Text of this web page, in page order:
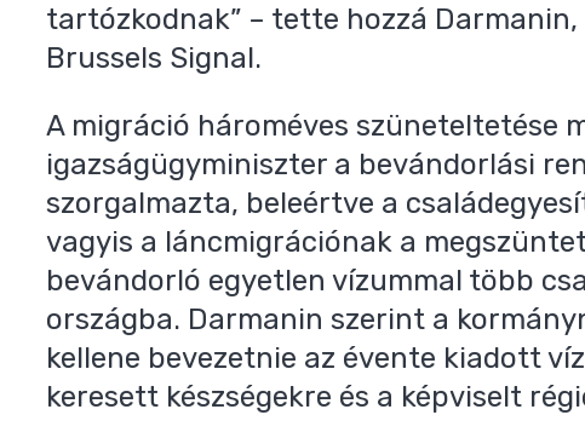
tartózkodnak” – tette hozzá
Brussels Signal.
A migráció hároméves szüneteltetése
igazságügyminiszter a bevándorlási
szorgalmazta, beleértve a
vagyis a láncmigrációnak a
bevándorló egyetlen vízummal több
országba. Darmanin szerint a
kellene bevezetnie az évente kiadott
keresett készségekre és a képviselt